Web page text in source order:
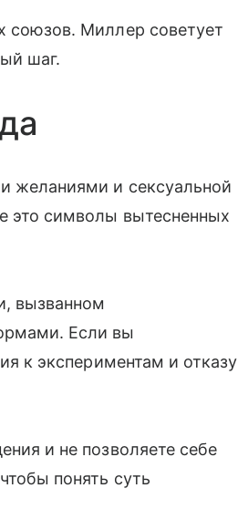
союзов. Миллер советует
шаг.
желаниями и сексуальной
это символы вытесненных
вызванном
Если вы
к экспериментам и отказу
и не позволяете себе
понять суть